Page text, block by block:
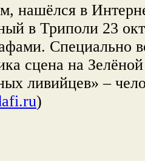
нашёлся в
в Триполи 23
Специально
сцена на
ливийцев» –
)